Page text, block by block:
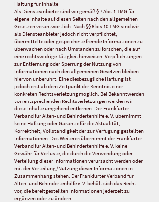
Haftung für Inhalte
‍Als Diensteanbieter sind wir gemäß § 7 Abs.1 TMG für
eigene Inhalte auf diesen Seiten nach den allgemeinen
Gesetzen verantwortlich. Nach §§ 8 bis 10 TMG sind wir
als Diensteanbieter jedoch nicht verpflichtet,
übermittelte oder gespeicherte fremde Informationen zu
überwachen oder nach Umständen zu forschen, die auf
eine rechtswidrige Tätigkeit hinweisen. Verpflichtungen
zur Entfernung oder Sperrung der Nutzung von
Informationen nach den allgemeinen Gesetzen bleiben
hiervon unberührt. Eine diesbezügliche Haftung ist
jedoch erst ab dem Zeitpunkt der Kenntnis einer
konkreten Rechtsverletzung möglich. Bei Bekanntwerden
von entsprechenden Rechtsverletzungen werden wir
diese Inhalte umgehend entfernen. Der Frankfurter
Verband für Alten- und Behindertenhilfe e. V. übernimmt
keine Haftung oder Garantie für die Aktualität,
Korrektheit, Vollständigkeit der zur Verfügung gestellten
Informationen. Des Weiteren übernimmt der Frankfurter
Verband für Alten- und Behindertenhilfe e. V. keine
Gewähr für Verluste, die durch die Verwendung oder
Verteilung dieser Informationen verursacht werden oder
mit der Verteilung/Nutzung dieser Informationen in
Zusammenhang stehen. Der Frankfurter Verband für
Alten- und Behindertenhilfe e. V. behält sich das Recht
vor, die bereitgestellten Informationen jederzeit zu
ergänzen oder zu ändern.